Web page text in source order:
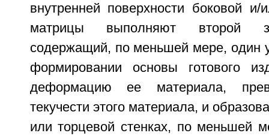
внутренней поверхности боковой и/
матрицы выполняют второй
содержащий, по меньшей мере, один
формировании основы готового
деформацию ее материала,
текучести этого материала, и
или торцевой стенках, по меньшей